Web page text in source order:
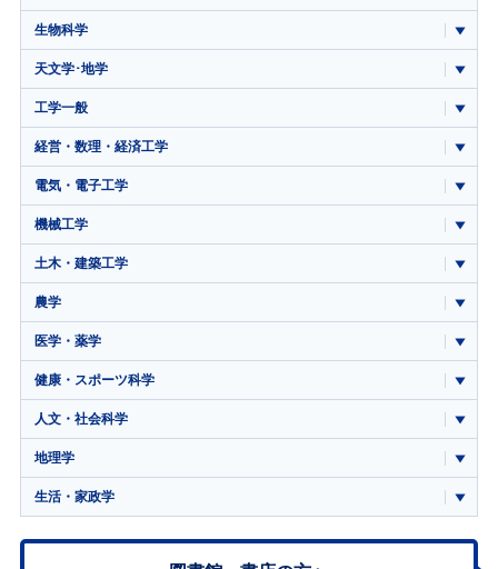
生物科学
天文学･地学
工学一般
経営・数理・経済工学
電気・電子工学
機械工学
土木・建築工学
農学
医学・薬学
健康・スポーツ科学
人文・社会科学
地理学
生活・家政学